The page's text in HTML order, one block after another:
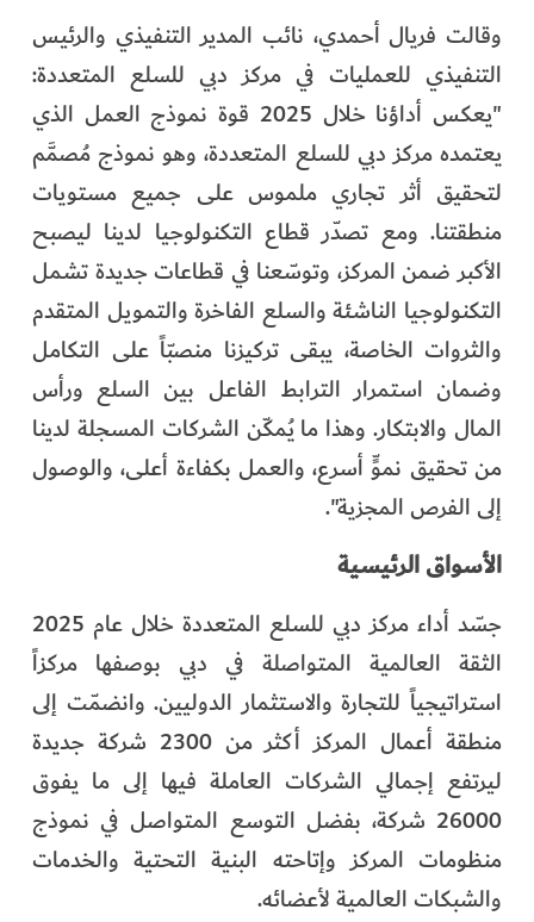
وقالت فريال أحمدي، نائب المدير التنفيذي والرئيس
التنفيذي للعمليات في مركز دبي للسلع المتعددة:
"يعكس أداؤنا خلال 2025 قوة نموذج العمل الذي
يعتمده مركز دبي للسلع المتعددة، وهو نموذج مُصمَّم
لتحقيق أثر تجاري ملموس على جميع مستويات
منطقتنا. ومع تصدّر قطاع التكنولوجيا لدينا ليصبح
الأكبر ضمن المركز، وتوسّعنا في قطاعات جديدة تشمل
التكنولوجيا الناشئة والسلع الفاخرة والتمويل المتقدم
والثروات الخاصة، يبقى تركيزنا منصبّاً على التكامل
وضمان استمرار الترابط الفاعل بين السلع ورأس
المال والابتكار. وهذا ما يُمكّن الشركات المسجلة لدينا
من تحقيق نموٍّ أسرع، والعمل بكفاءة أعلى، والوصول
إلى الفرص المجزية".
الأسواق الرئيسية
جسّد أداء مركز دبي للسلع المتعددة خلال عام 2025
الثقة العالمية المتواصلة في دبي بوصفها مركزاً
استراتيجياً للتجارة والاستثمار الدوليين. وانضمّت إلى
منطقة أعمال المركز أكثر من 2300 شركة جديدة
ليرتفع إجمالي الشركات العاملة فيها إلى ما يفوق
26000 شركة، بفضل التوسع المتواصل في نموذج
منظومات المركز وإتاحته البنية التحتية والخدمات
والشبكات العالمية لأعضائه.